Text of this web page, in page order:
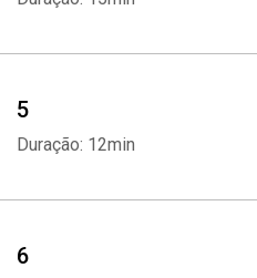
5
Duração: 12min
6